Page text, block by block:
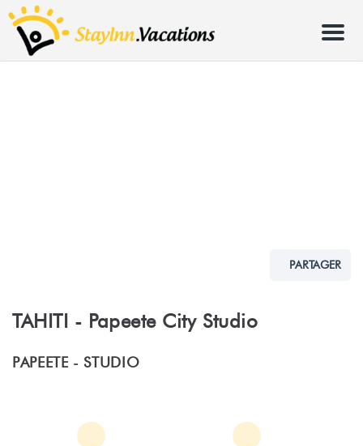
Menu
PARTAGER
TAHITI - Papeete City Studio
PAPEETE -STUDIO